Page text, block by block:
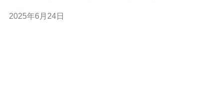
云服务器提供商，为用户提供高质量的服务。本文将介绍
2025年6月24日